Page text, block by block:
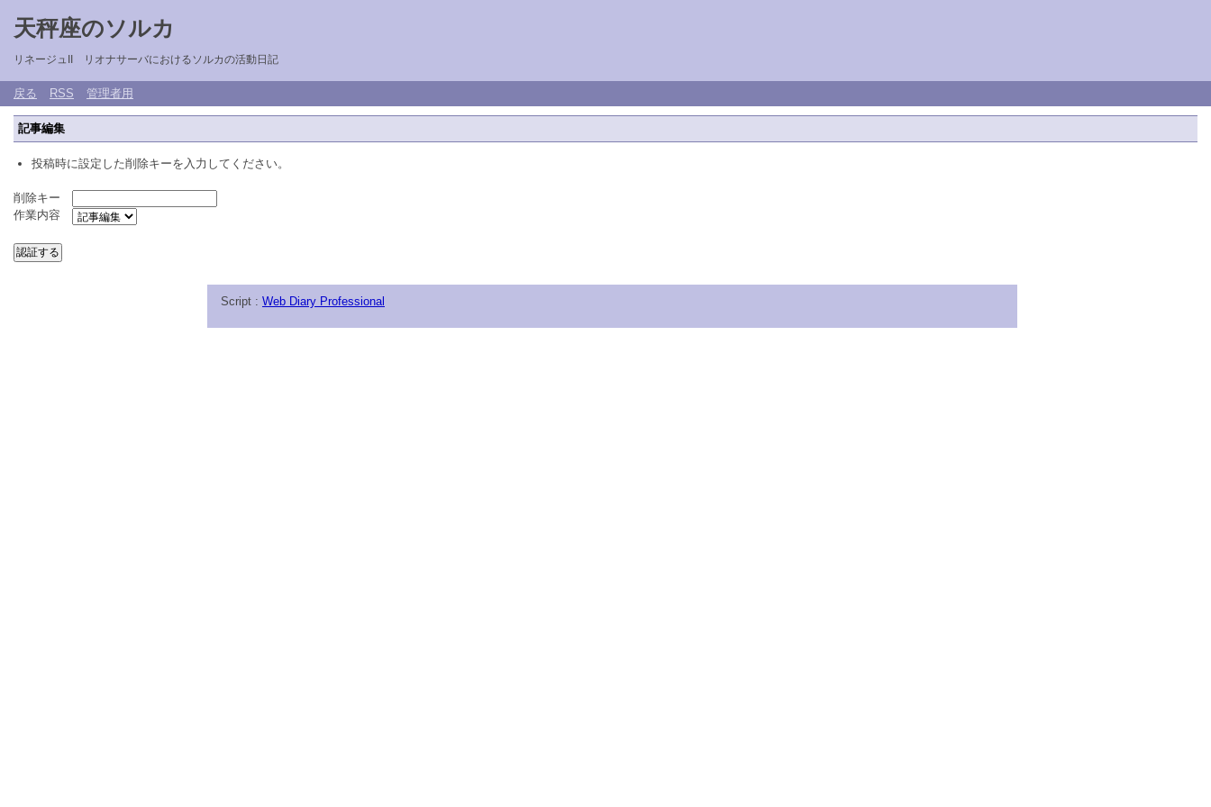
天秤座のソルカ
リネージュII リオナサーバにおけるソルカの活動日記
戻る RSS 管理者用
記事編集
投稿時に設定した削除キーを入力してください。
削除キー
作業内容
Script : Web Diary Professional